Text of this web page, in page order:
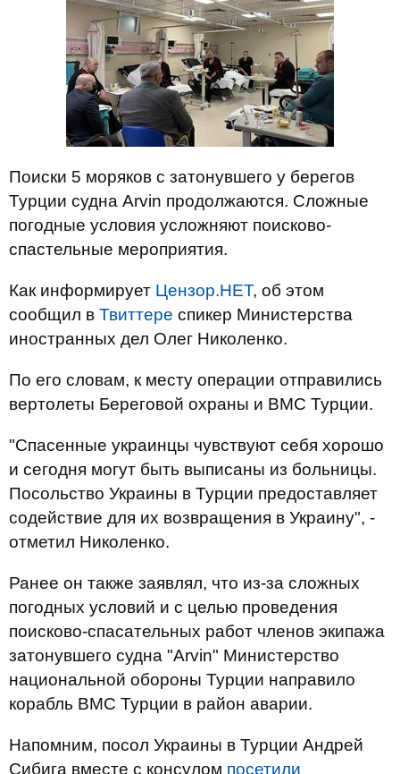
Поиски 5 моряков с затонувшего у берегов
Турции судна Arvin продолжаются. Сложные
погодные условия усложняют поисково-
спастельные мероприятия.
Как информирует Цензор.НЕТ, об этом
сообщил в Твиттере спикер Министерства
иностранных дел Олег Николенко.
По его словам, к месту операции отправились
вертолеты Береговой охраны и ВМС Турции.
"Спасенные украинцы чувствуют себя хорошо
и сегодня могут быть выписаны из больницы.
Посольство Украины в Турции предоставляет
содействие для их возвращения в Украину", -
отметил Николенко.
Ранее он также заявлял, что из-за сложных
погодных условий и с целью проведения
поисково-спасательных работ членов экипажа
затонувшего судна "Arvin" Министерство
национальной обороны Турции направило
корабль ВМС Турции в район аварии.
Напомним, посол Украины в Турции Андрей
Сибига вместе с консулом посетили